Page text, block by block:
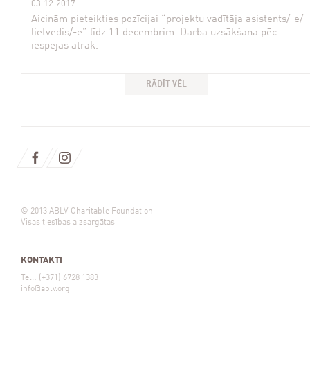
03.12.2017
Aicinām pieteikties pozīcijai “projektu vadītāja asistents/-e/
lietvedis/-e” līdz 11.decembrim. Darba uzsākšana pēc
iespējas ātrāk.
RĀDĪT VĒL
© 2013 ABLV Charitable Foundation
Visas tiesības aizsargātas
KONTAKTI
Tel.: (+371) 6728 1383
info@ablv.org